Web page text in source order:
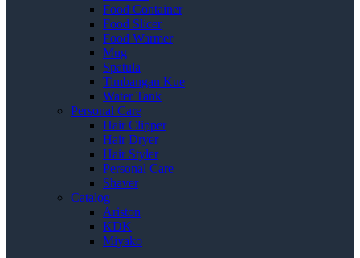
Food Container
Food Slicer
Food Warmer
Mug
Spatula
Timbangan Kue
Water Tank
Personal Care
Hair Clipper
Hair Dryer
Hair Styler
Personal Care
Shaver
Catalog
Ariston
KDK
Miyako